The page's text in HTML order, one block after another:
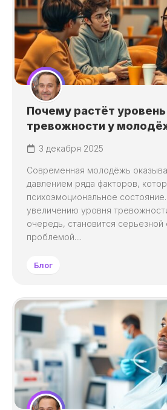
Почему растёт уровень
тревожности у
3 декабря 2025
Современная молодёжь
давлением ряда факторов,
психоэмоциональное
увеличению уровня
очередь, становится серьезной
проблемой....
Блог